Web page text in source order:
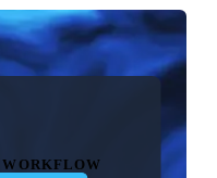
WORKFLOW